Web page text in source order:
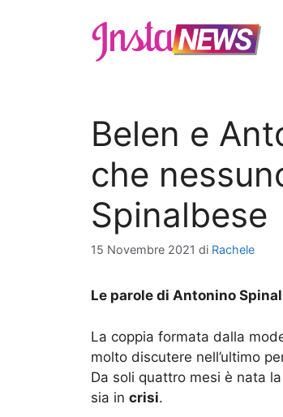
Belen e
che
Spinalbese
15 Novembre 2021 di Rachele
Le parole di Antonino
La coppia formata dalla
molto discutere nell’ultimo
Da soli quattro mesi è nata
sia in crisi.